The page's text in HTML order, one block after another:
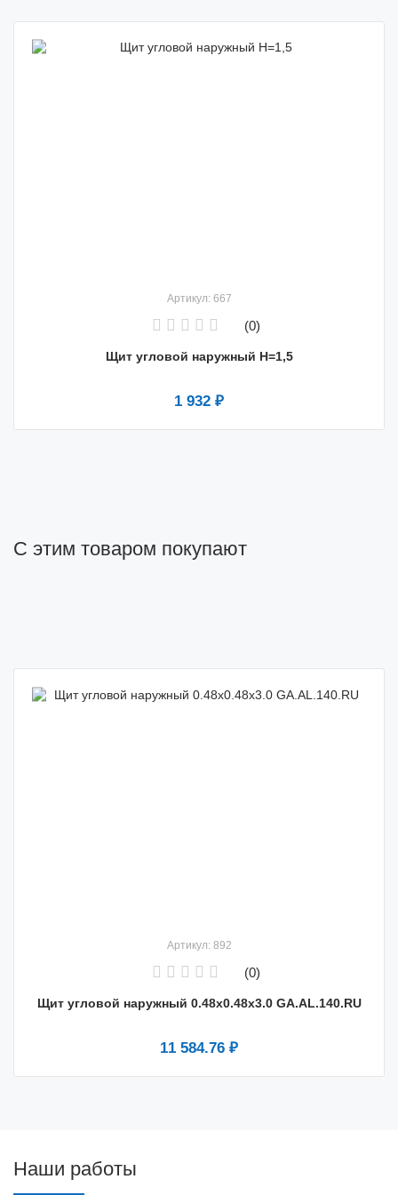
Артикул: 667
(0)
Щит угловой наружный Н=1,5
1 932 ₽
С этим товаром покупают
Артикул: 892
(0)
Щит угловой наружный 0.48х0.48х3.0 GA.AL.140.RU
11 584.76 ₽
Наши работы